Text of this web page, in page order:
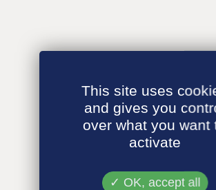
This site uses
and gives you
over what you want
activate
OK, accept all